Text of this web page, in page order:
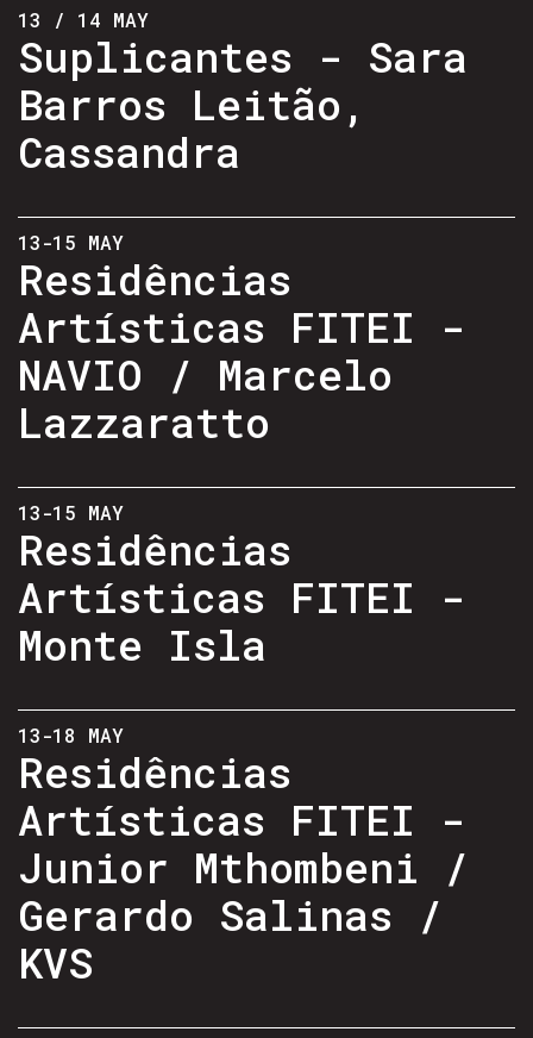
13 / 14 MAY
Suplicantes - Sara
Barros Leitão,
Cassandra
13-15 MAY
Residências
Artísticas FITEI -
NAVIO / Marcelo
Lazzaratto
13-15 MAY
Residências
Artísticas FITEI -
Monte Isla
13-18 MAY
Residências
Artísticas FITEI -
Junior Mthombeni /
Gerardo Salinas /
KVS